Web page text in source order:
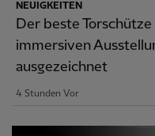
NEUIGKEITEN
Der beste
immersiven
ausgezeichnet
4 Stunden Vor